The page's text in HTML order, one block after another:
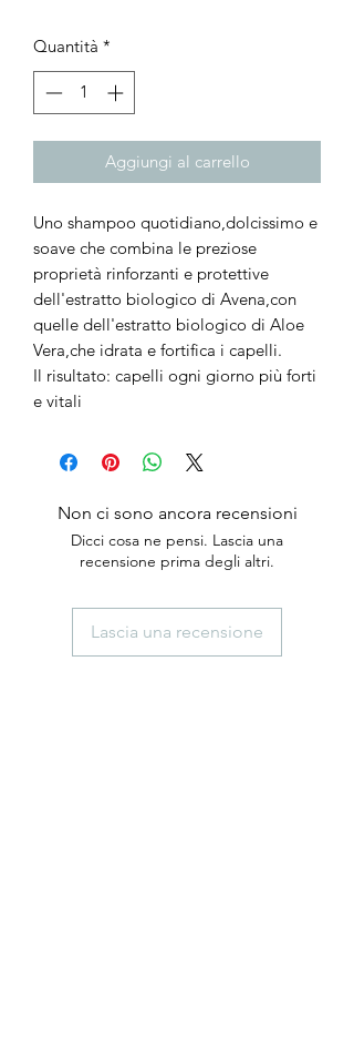
Quantità *
Aggiungi al carrello
Uno shampoo quotidiano,dolcissimo e
soave che combina le preziose
proprietà rinforzanti e protettive
dell'estratto biologico di Avena,con
quelle dell'estratto biologico di Aloe
Vera,che idrata e fortifica i capelli.
Il risultato: capelli ogni giorno più forti
e vitali
Non ci sono ancora recensioni
Dicci cosa ne pensi. Lascia una
recensione prima degli altri.
Lascia una recensione